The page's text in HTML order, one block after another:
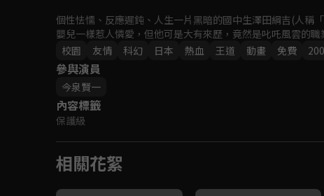
個性怯懦、反應遲鈍、人生一片黑暗的國中生澤田綱吉(人稱
嬰兒一樣惹人憐愛，但他可是大有來歷，竟然是叱吒風雲的
校園
友情 科幻 日本 熱血 王道 動畫 免費
參與演員
今泉賢一
內容標籤
保護級
相關花絮